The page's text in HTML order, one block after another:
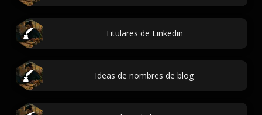
Titulares de Linkedin
Ideas de nombres de blog